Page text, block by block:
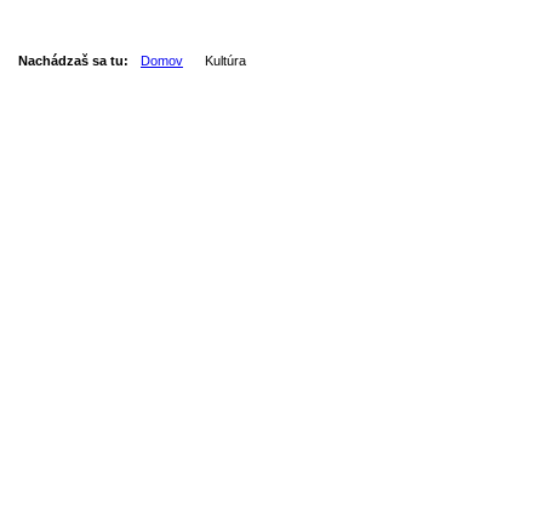
Nachádzaš sa tu: Domov Kultúra